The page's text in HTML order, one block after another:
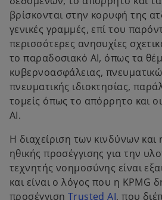
βρίσκονται στην κορυφή της
γενικές γραμμές, επί του
περισσότερες ανησυχίες
το παραδοσιακό AI, όπως τα
κυβερνοασφάλειας,
πνευματικής ιδιοκτησίας,
τομείς όπως το απόρρητο και
ΑΙ.
Η διαχείριση των κινδύνων και
ηθικής προσέγγισης για την
τεχνητής νοημοσύνης είναι
και είναι ο λόγος που η KPMG
προσέγγιση Trusted AI, που